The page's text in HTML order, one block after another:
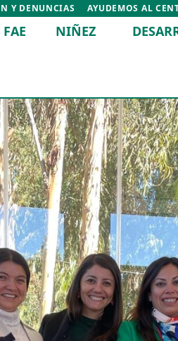
Y DENUNCIAS AYUDEMOS AL
FAE NIÑEZ